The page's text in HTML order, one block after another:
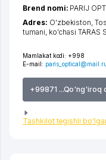
Mamlakat kodi: +998
E-mail:
+99871 ...Qo'ng'iroq
Tashkilot tegishli
Brend nomi: PARIJ
Adres: O'zbekiston,
tumani, ko'chasi TARAS